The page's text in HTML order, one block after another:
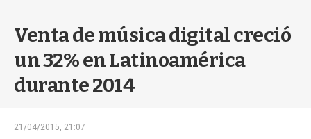
Venta de música digital creció
un 32% en Latinoamérica
durante 2014
21/04/2015, 21:07